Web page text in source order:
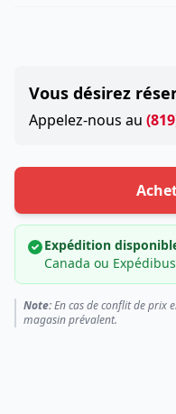
Vous désirez
Appelez-nous au
Expédition
Canada ou
Note:En cas de conflit de prix
magasin prévalent.